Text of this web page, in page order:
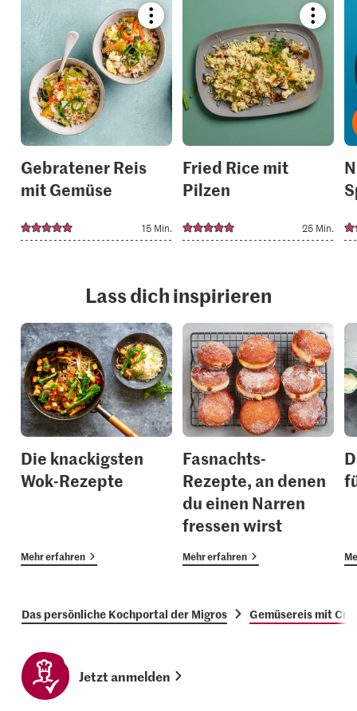
Bookmark
recipe
or
add
it
to
your
collections.
Gebratener Reis
mit Gemüse
15 Min.
recipe
or
add
it
to
your
Fried Rice mit
Pilzen
25 Min.
Lass dich inspirieren
Die knackigsten
Wok-Rezepte
Mehr erfahren
Fasnachts-
Rezepte, an denen
du einen Narren
fressen wirst
Mehr erfahren
Das persönliche Kochportal der Migros Gemüsereis mit
Jetzt anmelden